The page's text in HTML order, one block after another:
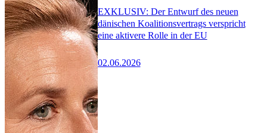
EXKLUSIV: Der Entwurf des neuen
dänischen Koalitionsvertrags verspricht
eine aktivere Rolle in der EU
02.06.2026